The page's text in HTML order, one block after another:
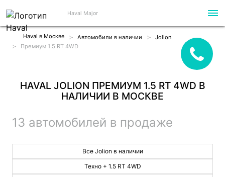
Haval Major
Haval в Москве Автомобили в наличии
Jolion
Премиум 1.5 RT 4WD
HAVAL JOLION ПРЕМИУМ 1.5 RT 4WD В
НАЛИЧИИ В МОСКВЕ
13 автомобилей в продаже
Все Jolion в наличии
Техно + 1.5 RT 4WD